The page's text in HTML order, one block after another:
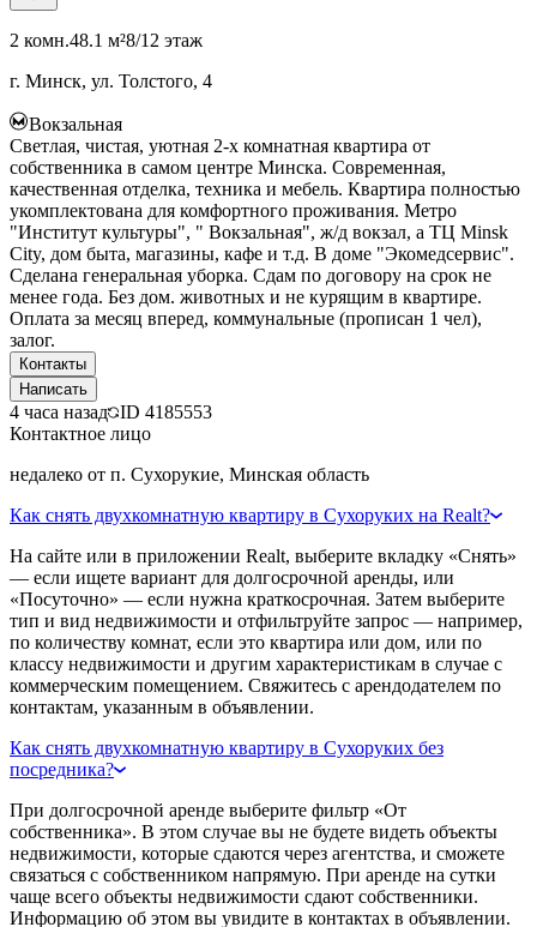
2 комн.48.1 м²8/12 этаж
г. Минск, ул. Толстого, 4
Вокзальная
Светлая, чистая, уютная 2-х комнатная квартира от
собственника в самом центре Минска. Современная,
качественная отделка, техника и мебель. Квартира полностью
укомплектована для комфортного проживания. Метро
"Институт культуры", " Вокзальная", ж/д вокзал, а ТЦ Minsk
City, дом быта, магазины, кафе и т.д. В доме "Экомедсервис".
Сделана генеральная уборка. Сдам по договору на срок не
менее года. Без дом. животных и не курящим в квартире.
Оплата за месяц вперед, коммунальные (прописан 1 чел),
залог.
Контакты
Написать
4 часа назад ID 4185553
Контактное лицо
недалеко от п. Сухорукие, Минская область
Как снять двухкомнатную квартиру в Сухоруких на Realt?
На сайте или в приложении Realt, выберите вкладку «Снять»
— если ищете вариант для долгосрочной аренды, или
«Посуточно» — если нужна краткосрочная. Затем выберите
тип и вид недвижимости и отфильтруйте запрос — например,
по количеству комнат, если это квартира или дом, или по
классу недвижимости и другим характеристикам в случае с
коммерческим помещением. Свяжитесь с арендодателем по
контактам, указанным в объявлении.
Как снять двухкомнатную квартиру в Сухоруких без
посредника?
При долгосрочной аренде выберите фильтр «От
собственника». В этом случае вы не будете видеть объекты
недвижимости, которые сдаются через агентства, и сможете
связаться с собственником напрямую. При аренде на сутки
чаще всего объекты недвижимости сдают собственники.
Информацию об этом вы увидите в контактах в объявлении.